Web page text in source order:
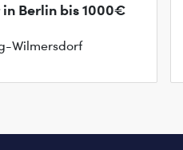
Berlin bis 1000€
Wilmersdorf